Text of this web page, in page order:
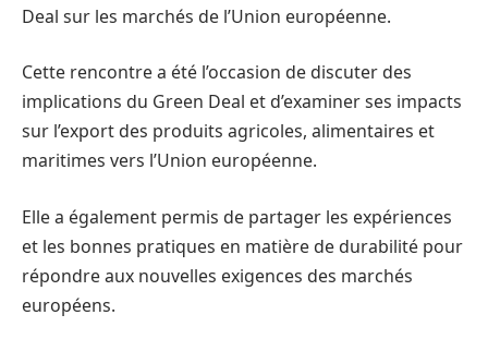
Deal sur les marchés de l’Union européenne.
Cette rencontre a été l’occasion de discuter des
implications du Green Deal et d’examiner ses impacts
sur l’export des produits agricoles, alimentaires et
maritimes vers l’Union européenne.
Elle a également permis de partager les expériences
et les bonnes pratiques en matière de durabilité pour
répondre aux nouvelles exigences des marchés
européens.